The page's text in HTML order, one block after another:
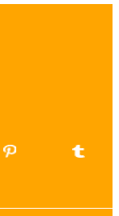
uygun
Renk,
saat
seçenekler
akıllı saat
modeller,
fitness